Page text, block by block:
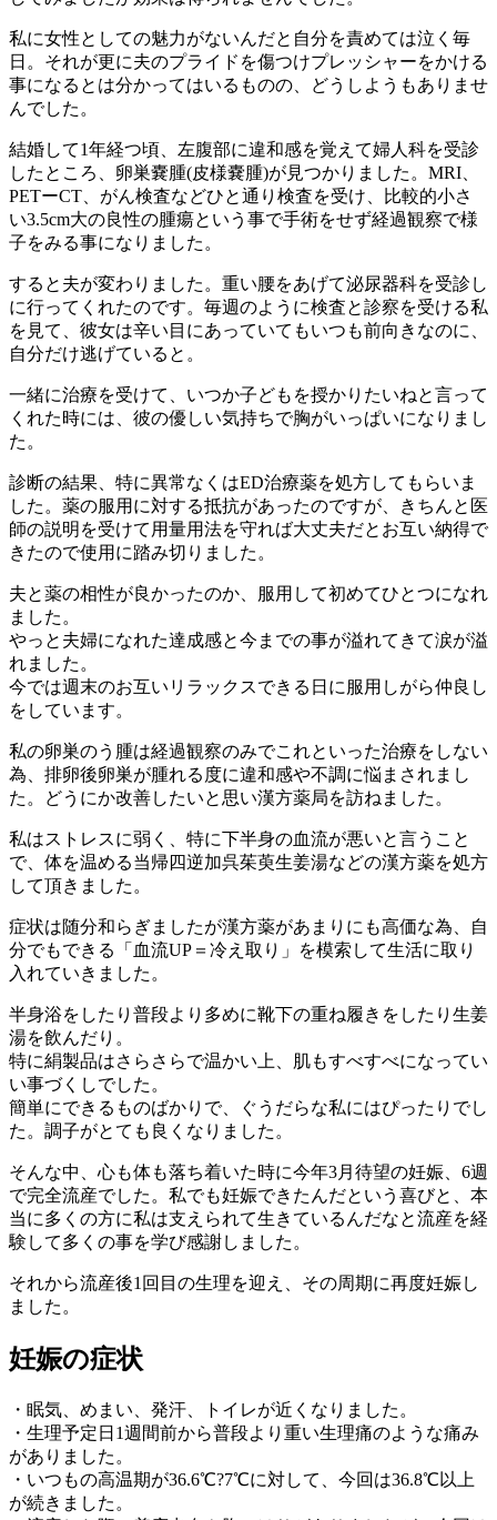
私に女性としての魅力がないんだと自分を責めては泣く毎
日。それが更に夫のプライドを傷つけプレッシャーをかける
事になるとは分かってはいるものの、どうしようもありませ
んでした。
結婚して1年経つ頃、左腹部に違和感を覚えて婦人科を受診
したところ、卵巣嚢腫(皮様嚢腫)が見つかりました。MRI、
PETーCT、がん検査などひと通り検査を受け、比較的小さ
い3.5cm大の良性の腫瘍という事で手術をせず経過観察で様
子をみる事になりました。
すると夫が変わりました。重い腰をあげて泌尿器科を受診し
に行ってくれたのです。毎週のように検査と診察を受ける私
を見て、彼女は辛い目にあっていてもいつも前向きなのに、
自分だけ逃げていると。
一緒に治療を受けて、いつか子どもを授かりたいねと言って
くれた時には、彼の優しい気持ちで胸がいっぱいになりまし
た。
診断の結果、特に異常なくはED治療薬を処方してもらいま
した。薬の服用に対する抵抗があったのですが、きちんと医
師の説明を受けて用量用法を守れば大丈夫だとお互い納得で
きたので使用に踏み切りました。
夫と薬の相性が良かったのか、服用して初めてひとつになれ
ました。
やっと夫婦になれた達成感と今までの事が溢れてきて涙が溢
れました。
今では週末のお互いリラックスできる日に服用しがら仲良し
をしています。
私の卵巣のう腫は経過観察のみでこれといった治療をしない
為、排卵後卵巣が腫れる度に違和感や不調に悩まされまし
た。どうにか改善したいと思い漢方薬局を訪ねました。
私はストレスに弱く、特に下半身の血流が悪いと言うこと
で、体を温める当帰四逆加呉茱萸生姜湯などの漢方薬を処方
して頂きました。
症状は随分和らぎましたが漢方薬があまりにも高価な為、自
分でもできる「血流UP＝冷え取り」を模索して生活に取り
入れていきました。
半身浴をしたり普段より多めに靴下の重ね履きをしたり生姜
湯を飲んだり。
特に絹製品はさらさらで温かい上、肌もすべすべになってい
い事づくしでした。
簡単にできるものばかりで、ぐうだらな私にはぴったりでし
た。調子がとても良くなりました。
そんな中、心も体も落ち着いた時に今年3月待望の妊娠、6週
で完全流産でした。私でも妊娠できたんだという喜びと、本
当に多くの方に私は支えられて生きているんだなと流産を経
験して多くの事を学び感謝しました。
それから流産後1回目の生理を迎え、その周期に再度妊娠し
ました。
妊娠の症状
・眠気、めまい、発汗、トイレが近くなりました。
・生理予定日1週間前から普段より重い生理痛のような痛み
がありました。
・いつもの高温期が36.6℃?7℃に対して、今回は36.8℃以上
が続きました。